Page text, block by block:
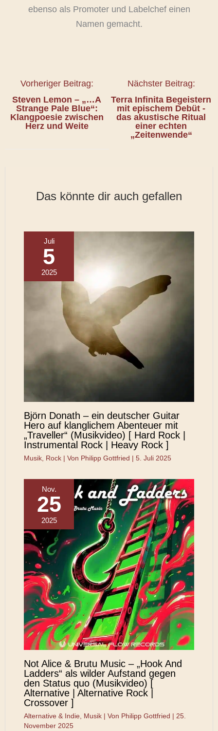
ebenso als Promoter und Labelchef einen
Namen gemacht.
Vorheriger Beitrag:
Steven Lemon – „…A
Strange Pale Blue“:
Klangpoesie zwischen
Herz und Weite
Nächster Beitrag:
Terra Infinita Begeistern
mit epischem Debüt -
das akustische Ritual
einer echten
„Zeitenwende“
Das könnte dir auch gefallen
Juli
5
2025
Björn Donath – ein deutscher Guitar
Hero auf klanglichem Abenteuer mit
„Traveller“ (Musikvideo) [ Hard Rock |
Instrumental Rock | Heavy Rock ]
Musik Rock | Von Philipp Gottfried |5. Juli 2025
Nov.
25
2025
Not Alice & Brutu Music – „Hook And
Ladders“ als wilder Aufstand gegen
den Status quo (Musikvideo) [
Alternative | Alternative Rock |
Crossover ]
Alternative & Indie Musik | Von Philipp Gottfried | 25.
November 2025